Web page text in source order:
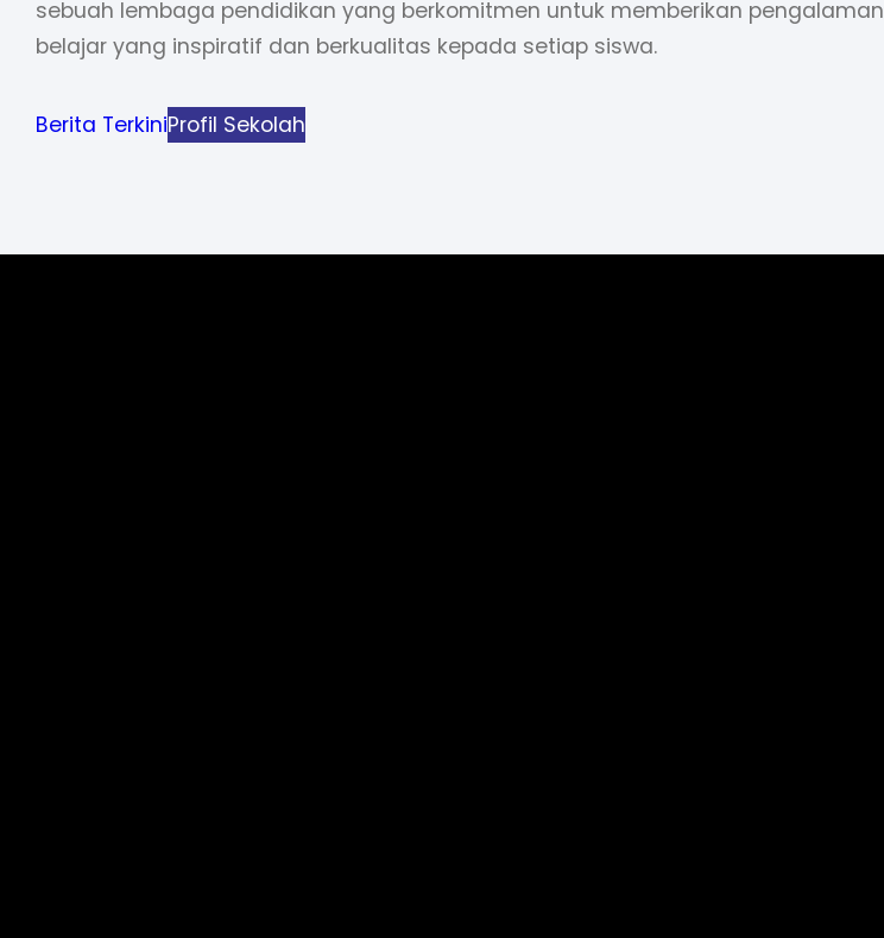
sebuah lembaga pendidikan yang berkomitmen untuk memberikan pengalaman
belajar yang inspiratif dan berkualitas kepada setiap siswa.
Berita TerkiniProfil Sekolah